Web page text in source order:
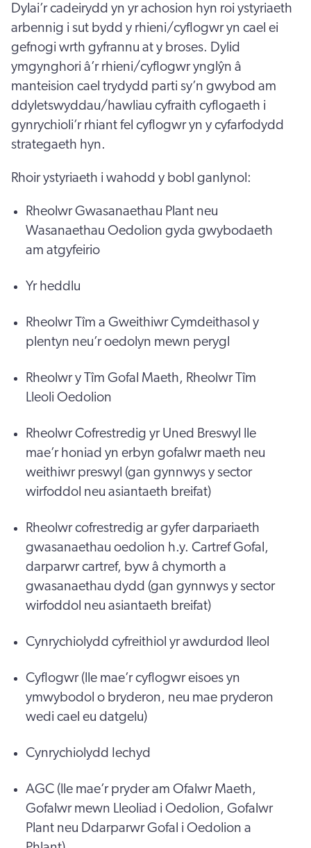
Dylai’r cadeirydd yn yr achosion hyn roi ystyriaeth
arbennig i sut bydd y rhieni/cyflogwr yn cael ei
gefnogi wrth gyfrannu at y broses. Dylid
ymgynghori â’r rhieni/cyflogwr ynglŷn â
manteision cael trydydd parti sy’n gwybod am
ddyletswyddau/hawliau cyfraith cyflogaeth i
gynrychioli’r rhiant fel cyflogwr yn y cyfarfodydd
strategaeth hyn.
Rhoir ystyriaeth i wahodd y bobl ganlynol:
Rheolwr Gwasanaethau Plant neu
Wasanaethau Oedolion gyda gwybodaeth
am atgyfeirio
Yr heddlu
Rheolwr Tîm a Gweithiwr Cymdeithasol y
plentyn neu’r oedolyn mewn perygl
Rheolwr y Tîm Gofal Maeth, Rheolwr Tîm
Lleoli Oedolion
Rheolwr Cofrestredig yr Uned Breswyl lle
mae’r honiad yn erbyn gofalwr maeth neu
weithiwr preswyl (gan gynnwys y sector
wirfoddol neu asiantaeth breifat)
Rheolwr cofrestredig ar gyfer darpariaeth
gwasanaethau oedolion h.y. Cartref Gofal,
darparwr cartref, byw â chymorth a
gwasanaethau dydd (gan gynnwys y sector
wirfoddol neu asiantaeth breifat)
Cynrychiolydd cyfreithiol yr awdurdod lleol
Cyflogwr (lle mae’r cyflogwr eisoes yn
ymwybodol o bryderon, neu mae pryderon
wedi cael eu datgelu)
Cynrychiolydd Iechyd
AGC (lle mae’r pryder am Ofalwr Maeth,
Gofalwr mewn Lleoliad i Oedolion, Gofalwr
Plant neu Ddarparwr Gofal i Oedolion a